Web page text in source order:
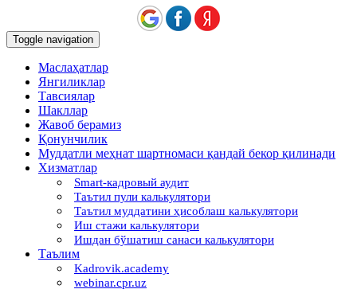
Toggle navigation
Маслаҳатлар
Янгиликлар
Тавсиялар
Шакллар
Жавоб берамиз
Қонунчилик
Муддатли меҳнат шартномаси қандай бекор қилинади
Хизматлар
Smart-кадровый аудит
Таътил пули калькулятори
Таътил муддатини ҳисоблаш калькулятори
Иш стажи калькулятори
Ишдан бўшатиш санаси калькулятори
Таълим
Kadrovik.academy
webinar.cpr.uz